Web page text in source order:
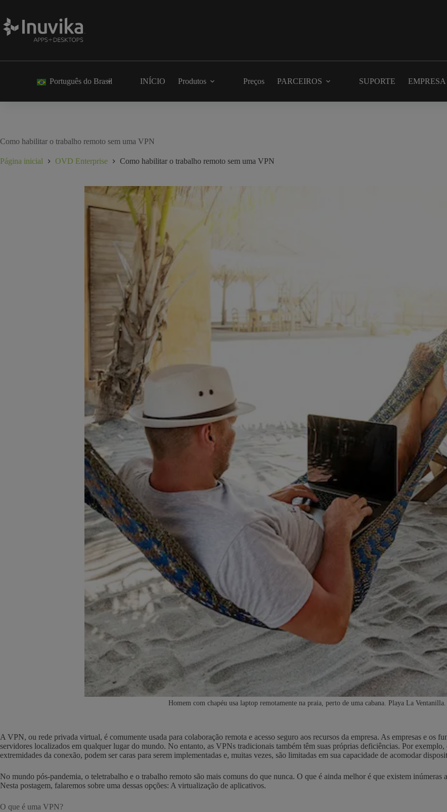
Português do Brasil INÍCIO Produtos Preços PARCEIROS SUPORTE EMPRESA
Como habilitar o trabalho remoto sem uma VPN
Página inicial OVD Enterprise Como habilitar o trabalho remoto sem uma VPN
Homem com chapéu usa laptop remotamente na praia, perto de uma cabana. Playa La
A VPN, ou rede privada virtual, é comumente usada para colaboração remota e acesso seguro aos recursos da empresa. As empresas e os
servidores localizados em qualquer lugar do mundo. No entanto, as VPNs tradicionais também têm suas próprias deficiências. Por
extremidades da conexão, podem ser caras para serem implementadas e, muitas vezes, são limitadas em sua capacidade de acomodar
No mundo pós-pandemia, o teletrabalho e o trabalho remoto são mais comuns do que nunca. O que é ainda melhor é que existem
Nesta postagem, falaremos sobre uma dessas opções: A virtualização de aplicativos.
O que é uma VPN?